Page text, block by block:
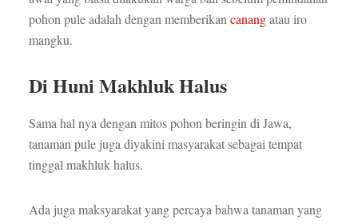
pohon pule adalah dengan memberikan canangatau iro
mangku.
Di Huni Makhluk Halus
Sama hal nya dengan mitos pohon beringin di Jawa,
tanaman pule juga diyakini masyarakat sebagai tempat
tinggal makhluk halus.
Ada juga maksyarakat yang percaya bahwa tanaman yang